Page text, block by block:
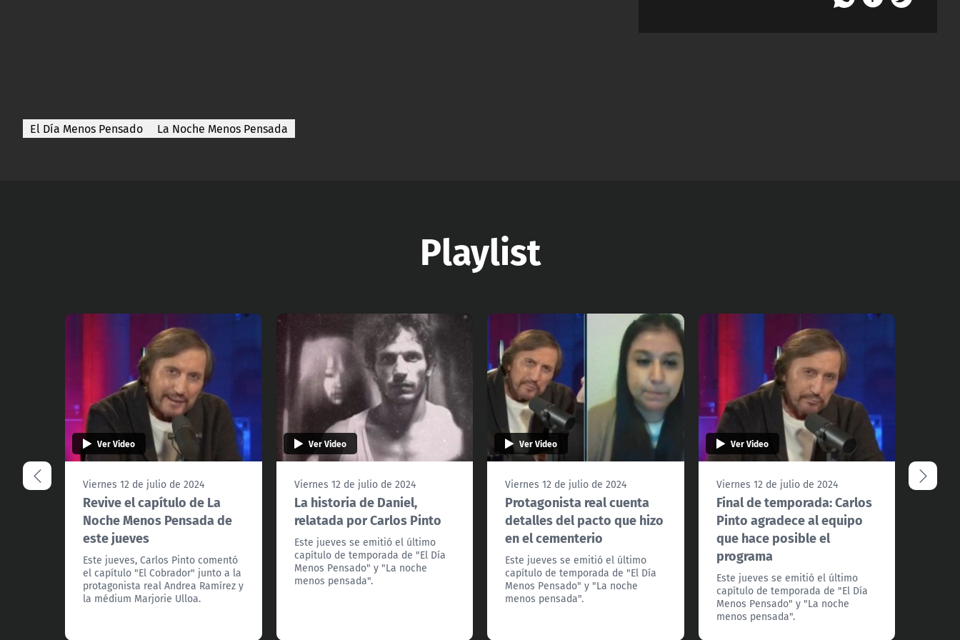
El Día Menos Pensado La Noche Menos Pensada
Playlist
Ver Video
Viernes 12 de julio de 2024
Revive el capítulo de La
Noche Menos Pensada de
este jueves
Este jueves, Carlos Pinto comentó
el capítulo "El Cobrador" junto a la
protagonista real Andrea Ramírez y
la médium Marjorie Ulloa.
Ver Video
Viernes 12 de julio de 2024
La historia de Daniel,
relatada por Carlos Pinto
Este jueves se emitió el último
capítulo de temporada de "El Día
Menos Pensado" y "La noche
menos pensada".
Ver Video
Viernes 12 de julio de 2024
Protagonista real cuenta
detalles del pacto que hizo
en el cementerio
Este jueves se emitió el último
capítulo de temporada de "El Día
Menos Pensado" y "La noche
menos pensada".
Ver Video
Viernes 12 de julio de 2024
Final de temporada: Carlos
Pinto agradece al equipo
que hace posible el
programa
Este jueves se emitió el último
capítulo de temporada de "El Día
Menos Pensado" y "La noche
menos pensada".